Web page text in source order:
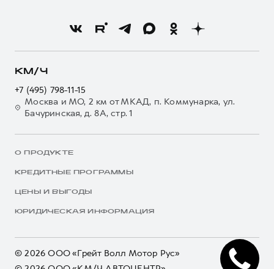
КМ/Ч
+7 (495) 798-11-15
Москва и МО, 2 км от МКАД, п. Коммунарка, ул.
Бачуринская, д. 8А, стр. 1
О ПРОДУКТЕ
КРЕДИТНЫЕ ПРОГРАММЫ
ЦЕНЫ И ВЫГОДЫ
ЮРИДИЧЕСКАЯ ИНФОРМАЦИЯ
© 2026 ООО «Грейт Волл Мотор Рус»